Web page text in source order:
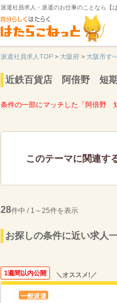
派遣社員求人・派遣のお仕事のことなら【
派遣社員求人TOP > 大阪府 > 大阪市す
近鉄百貨店 阿倍野 短
条件の一部にマッチした「阿倍野
このテーマに関連す
28件中 / 1～25件を表示
お探しの条件に近い求人
1週間以内公開 ＼オススメ!／
一般派遣